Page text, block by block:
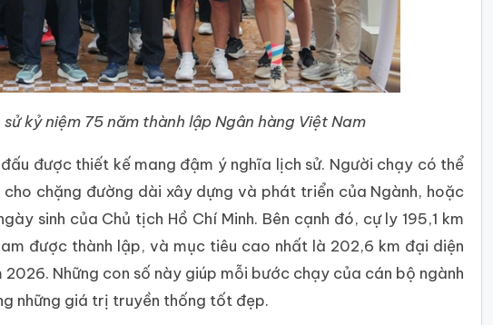
kỷ niệm 75 năm thành lập Ngân hàng Việt Nam
được thiết kế mang đậm ý nghĩa lịch sử. Người chạy có thể
chặng đường dài xây dựng và phát triển của Ngành, hoặc
sinh của Chủ tịch Hồ Chí Minh. Bên cạnh đó, cự ly 195,1 km
được thành lập, và mục tiêu cao nhất là 202,6 km đại diện
Những con số này giúp mỗi bước chạy của cán bộ ngành
những giá trị truyền thống tốt đẹp.